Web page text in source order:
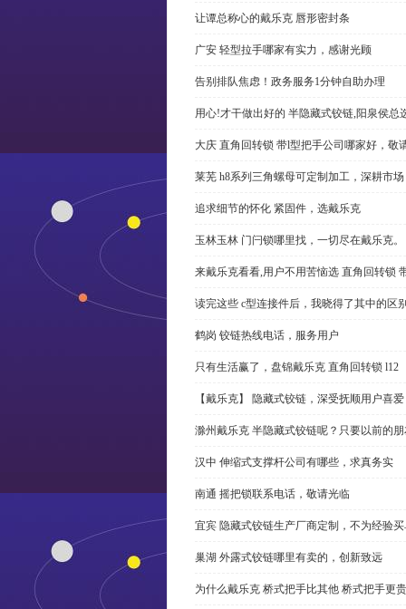
让谭总称心的戴乐克 唇形密封条
广安 轻型拉手哪家有实力，感谢光顾
告别排队焦虑！政务服务1分钟自助办理
用心!才干做出好的 半隐藏式铰链,阳泉侯总
大庆 直角回转锁 带l型把手公司哪家好，敬
莱芜 h8系列三角螺母可定制加工，深耕市场
追求细节的怀化 紧固件，选戴乐克
玉林玉林 门闩锁哪里找，一切尽在戴乐克。
来戴乐克看看,用户不用苦恼选 直角回转锁
读完这些 c型连接件后，我晓得了其中的区
鹤岗 铰链热线电话，服务用户
只有生活赢了，盘锦戴乐克 直角回转锁 l12
【戴乐克】 隐藏式铰链，深受抚顺用户喜
滁州戴乐克 半隐藏式铰链呢？只要以前的
汉中 伸缩式支撑杆公司有哪些，求真务实
南通 摇把锁联系电话，敬请光临
宜宾 隐藏式铰链生产厂商定制，不为经验
巢湖 外露式铰链哪里有卖的，创新致远
为什么戴乐克 桥式把手比其他 桥式把手更